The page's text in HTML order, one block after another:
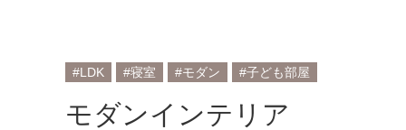
LDK 寝室 モダン 子ども部屋
モダンインテリア